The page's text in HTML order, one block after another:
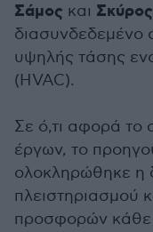
Σάμος και
υψηλής τάσης
(HVAC).
Σε ό,τι αφορά το
έργων, το
ολοκληρώθηκε η
πλειστηριασμού
προσφορών κάθε